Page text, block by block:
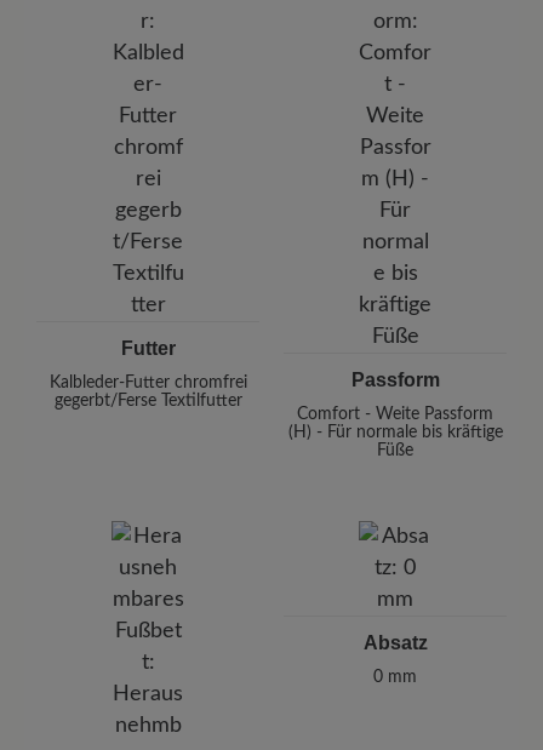
Futter
Kalbleder-Futter chromfrei
gegerbt/Ferse Textilfutter
Passform
Comfort - Weite Passform
(H) - Für normale bis kräftige
Füße
Absatz
0 mm